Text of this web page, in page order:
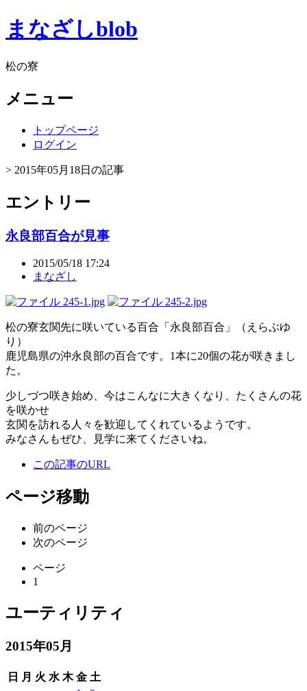
まなざしblob
松の寮
メニュー
トップページ
ログイン
> 2015年05月18日の記事
エントリー
永良部百合が見事
2015/05/18 17:24
まなざし
松の寮玄関先に咲いている百合「永良部百合」（えらぶゆ
り）
鹿児島県の沖永良部の百合です。1本に20個の花が咲きまし
た。
少しづつ咲き始め、今はこんなに大きくなり、たくさんの花
を咲かせ
玄関を訪れる人々を歓迎してくれているようです。
みなさんもぜひ、見学に来てくださいね。
この記事のURL
ページ移動
前のページ
次のページ
ページ
1
ユーティリティ
2015年05月
日 月 火 水 木 金 土